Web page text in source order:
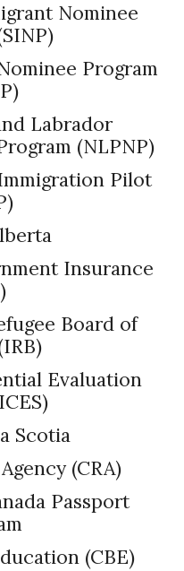
Nominee
Program
Labrador
(NLPNP)
Pilot
Insurance
Board of
Evaluation
Scotia
(CRA)
Passport
(CBE)